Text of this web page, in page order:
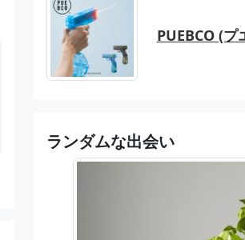
PUEBCO (プ
ランダムな出会い